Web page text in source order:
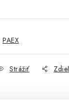
PAEX
Strážiť